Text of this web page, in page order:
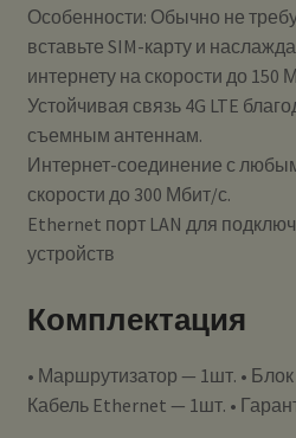
Особенности: Обычно не
вставьте SIM-карту и
интернету на скорости до 150
Устойчивая связь 4G LTE
съемным антеннам.
Интернет-соединение с
скорости до 300 Мбит/с.
Ethernet порт LAN для
устройств
Комплектация
• Маршрутизатор — 1шт. •
Кабель Ethernet — 1шт. •